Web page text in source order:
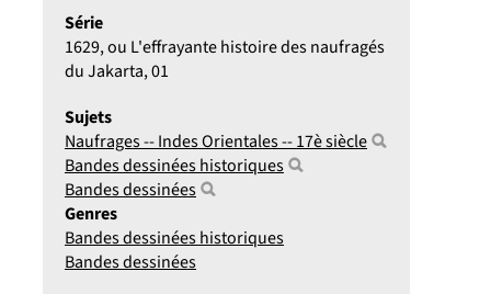
Série
1629, ou L'effrayante histoire des naufragés
du Jakarta, 01
Sujets
Naufrages -- Indes Orientales -- 17è siècle
Bandes dessinées historiques
Bandes dessinées
Genres
Bandes dessinées historiques
Bandes dessinées